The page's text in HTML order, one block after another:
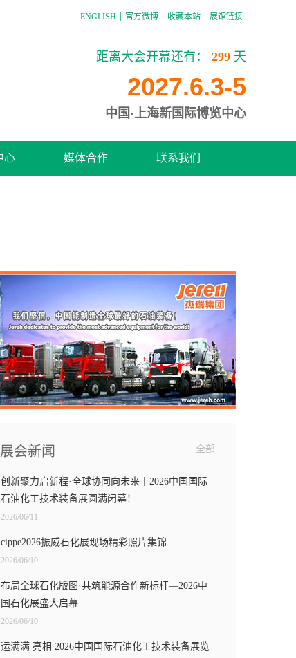
ENGLISH 官方微博 收藏本站 展馆链接
距离大会开幕还有： 299 天
2027.6.3-5
中国·上海新国际博览中心
心 媒体合作 联系我们
展会新闻 全部
创新聚力启新程·全球协同向未来丨2026中国国际
石油化工技术装备展圆满闭幕！
2026/06/11
cippe2026振威石化展现场精彩照片集锦
2026/06/10
布局全球石化版图·共筑能源合作新标杆—2026中
国石化展盛大启幕
2026/06/10
运满满 亮相 2026中国国际石油化工技术装备展览